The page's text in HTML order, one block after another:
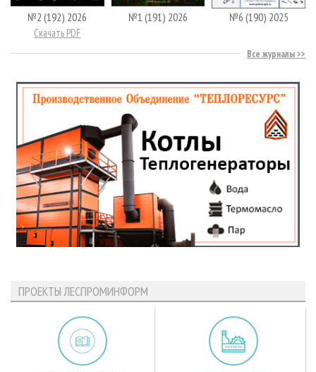
№2 (192) 2026
Скачать PDF
№1 (191) 2026 №6 (190) 2025
Все журналы
ПРОЕКТЫ ЛЕСПРОМИНФОРМ